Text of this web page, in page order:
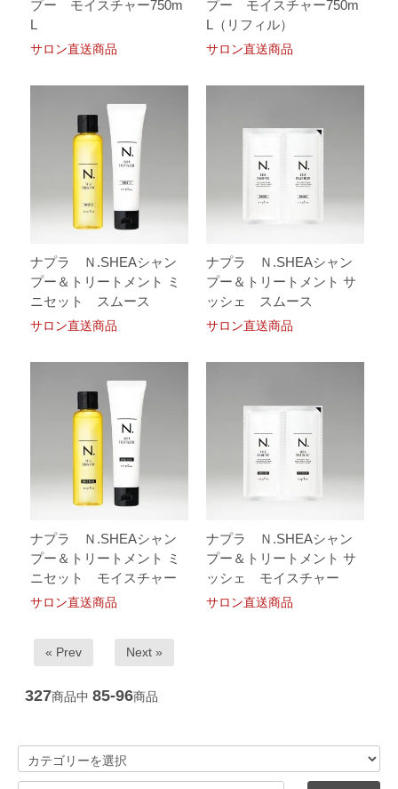
プー モイスチャー750m
L
サロン直送商品
プー モイスチャー750m
L（リフィル）
サロン直送商品
ナプラ Ｎ.SHEAシャン
プー＆トリートメント ミ
ニセット スムース
サロン直送商品
ナプラ Ｎ.SHEAシャン
プー＆トリートメント サ
ッシェ スムース
サロン直送商品
ナプラ Ｎ.SHEAシャン
プー＆トリートメント ミ
ニセット モイスチャー
サロン直送商品
ナプラ Ｎ.SHEAシャン
プー＆トリートメント サ
ッシェ モイスチャー
サロン直送商品
« Prev Next »
327商品中 85-96商品